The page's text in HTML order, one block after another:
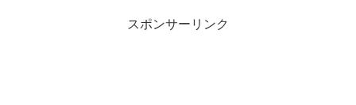
スポンサーリンク